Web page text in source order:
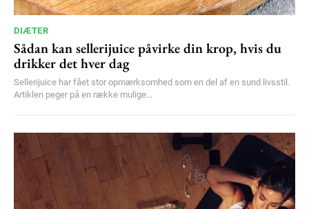
DIÆTER
Sådan kan sellerijuice påvirke din krop, hvis du
drikker det hver dag
Sellerijuice har fået stor opmærksomhed som en del af en sund livsstil.
Artiklen peger på en række mulige...